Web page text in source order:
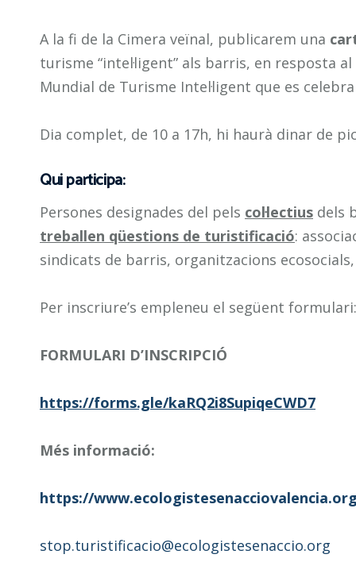
A la fi de la Cimera veïnal, publicarem una
turisme “intel·ligent” als barris, en resposta
Mundial de Turisme Intel·ligent que es
Dia complet, de 10 a 17h, hi haurà dinar de
Qui participa:
Persones designades del pels col·lectius dels
treballen qüestions de turistificació:
sindicats de barris, organitzacions
Per inscriure’s empleneu el següent formulari:
FORMULARI D’INSCRIPCIÓ
https://forms.gle/kaRQ2i8SupiqeCWD7
Més informació:
https://
stop.turistificacio@ecologistesenaccio.org